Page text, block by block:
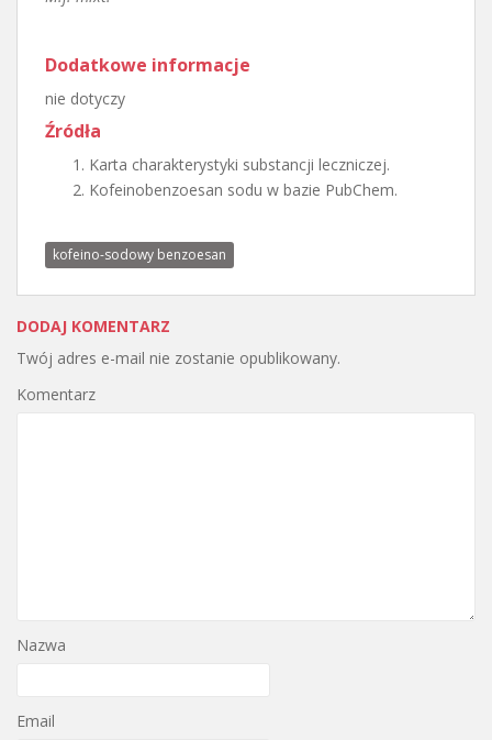
Dodatkowe informacje
nie dotyczy
Źródła
Karta charakterystyki substancji leczniczej.
Kofeinobenzoesan sodu w bazie PubChem.
kofeino-sodowy benzoesan
DODAJ KOMENTARZ
Twój adres e-mail nie zostanie opublikowany.
Komentarz
Nazwa
Email